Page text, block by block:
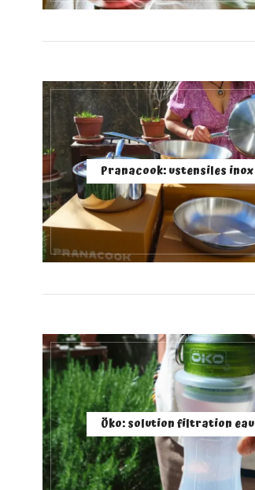
Pranacook: ustensiles inox
Öko: solution filtration eau